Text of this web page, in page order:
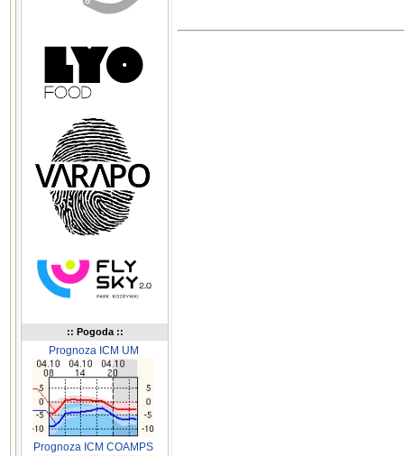
:: Pogoda ::
Prognoza ICM UM
Prognoza ICM COAMPS